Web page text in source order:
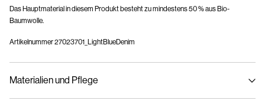
Das Hauptmaterial in diesem Produkt besteht zu mindestens 50 % aus Bio-
Baumwolle.
Artikelnummer27023701_LightBlueDenim
Materialien und Pflege